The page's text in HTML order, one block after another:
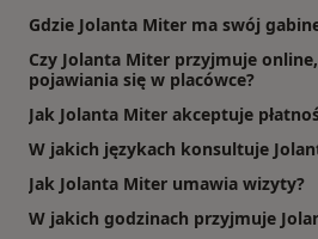
Gdzie Jolanta Miter ma swój
Czy Jolanta Miter przyjmuje
pojawiania się w placówce?
Jak Jolanta Miter akceptuje
W jakich językach konsultuje
Jak Jolanta Miter umawia wizyty?
W jakich godzinach przyjmuje